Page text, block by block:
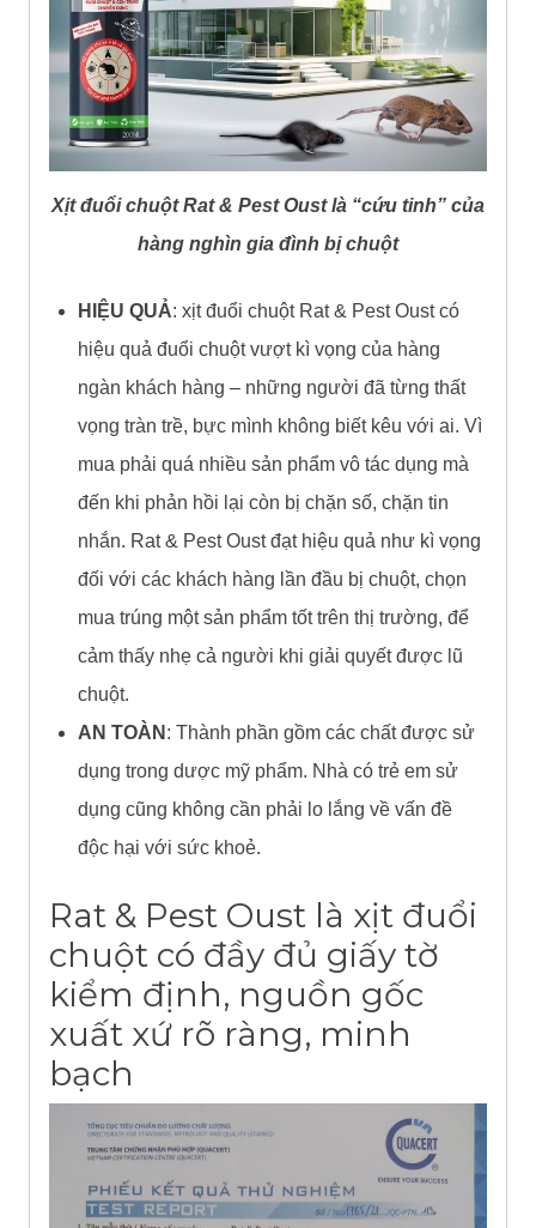
Xịt đuổi chuột Rat & Pest Oust là “cứu tinh” của
hàng nghìn gia đình bị chuột
HIỆU QUẢ: xịt đuổi chuột Rat & Pest Oust có
hiệu quả đuổi chuột vượt kì vọng của hàng
ngàn khách hàng – những người đã từng thất
vọng tràn trề, bực mình không biết kêu với ai. Vì
mua phải quá nhiều sản phẩm vô tác dụng mà
đến khi phản hồi lại còn bị chặn số, chặn tin
nhắn. Rat & Pest Oust đạt hiệu quả như kì vọng
đối với các khách hàng lần đầu bị chuột, chọn
mua trúng một sản phẩm tốt trên thị trường, để
cảm thấy nhẹ cả người khi giải quyết được lũ
chuột.
AN TOÀN : Thành phần gồm các chất được sử
dụng trong dược mỹ phẩm. Nhà có trẻ em sử
dụng cũng không cần phải lo lắng về vấn đề
độc hại với sức khoẻ.
Rat & Pest Oust là xịt đuổi
chuột có đầy đủ giấy tờ
kiểm định, nguồn gốc
xuất xứ rõ ràng, minh
bạch